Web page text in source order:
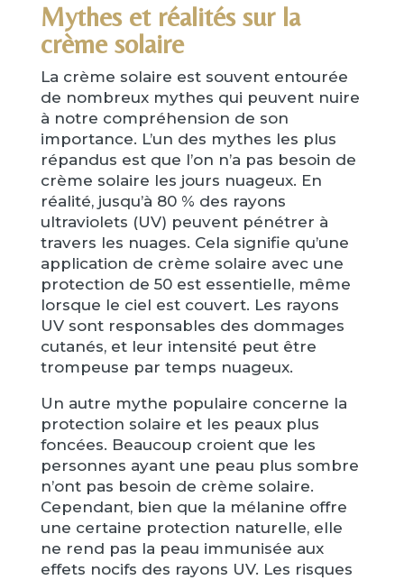
Mythes et réalités sur la
crème solaire
La crème solaire est souvent entourée
de nombreux mythes qui peuvent nuire
à notre compréhension de son
importance. L’un des mythes les plus
répandus est que l’on n’a pas besoin de
crème solaire les jours nuageux. En
réalité, jusqu’à 80 % des rayons
ultraviolets (UV) peuvent pénétrer à
travers les nuages. Cela signifie qu’une
application de crème solaire avec une
protection de 50 est essentielle, même
lorsque le ciel est couvert. Les rayons
UV sont responsables des dommages
cutanés, et leur intensité peut être
trompeuse par temps nuageux.
Un autre mythe populaire concerne la
protection solaire et les peaux plus
foncées. Beaucoup croient que les
personnes ayant une peau plus sombre
n’ont pas besoin de crème solaire.
Cependant, bien que la mélanine offre
une certaine protection naturelle, elle
ne rend pas la peau immunisée aux
effets nocifs des rayons UV. Les risques